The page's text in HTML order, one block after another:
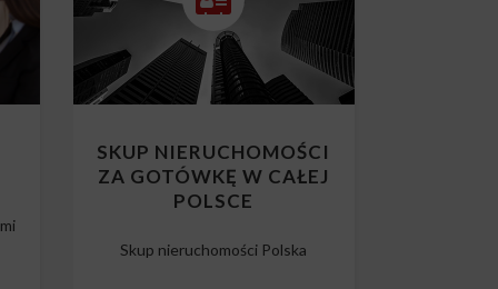
SKUP NIERUCHOMOŚCI
ZA GOTÓWKĘ W CAŁEJ
POLSCE
Skup nieruchomości Polska